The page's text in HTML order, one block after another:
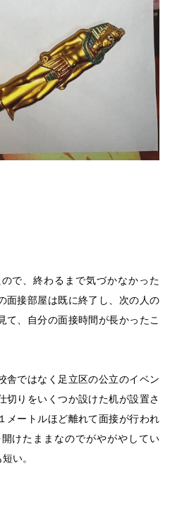
で、終わるまで気づかなかった
面接部屋は既に終了し、次の人の
て、自分の面接時間が長かったこ
ではなく足立区の公立のイベン
切りをいくつか設けた机が設置さ
メートルほど離れて面接が行われ
けたままなのでがやがやしてい
い。